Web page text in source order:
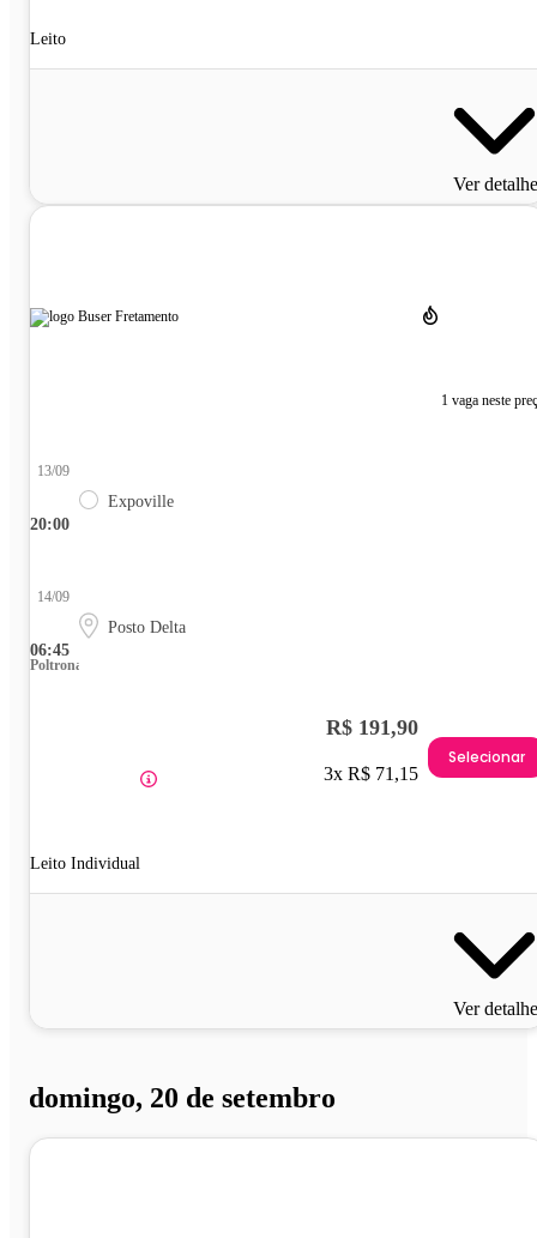
Leito
Ver
1 vaga neste
20:00
13/09
Expoville
06:45
14/09
Posto Delta
Poltrona
Leito Individual
R$ 191,90
3x R$ 71,15
Selecionar
Ver
domingo, 20 de setembro